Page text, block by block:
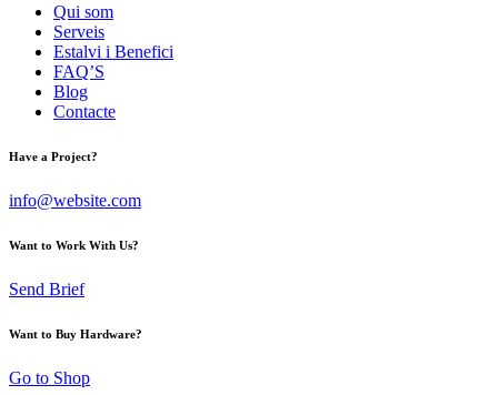
Qui som
Serveis
Estalvi i Benefici
FAQ’S
Blog
Contacte
Have a Project?
info@website.com
Want to Work With Us?
Send Brief
Want to Buy Hardware?
Go to Shop